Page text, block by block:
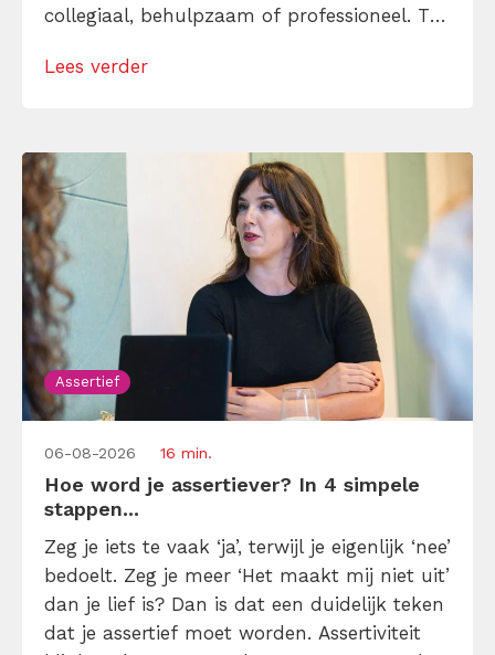
collegiaal, behulpzaam of professioneel. Tot
andermans prioriteiten en je eigen werk
[…]
Lees verder
Assertief
06-08-2026 16 min.
Hoe word je assertiever? In 4 simpele
stappen...
Zeg je iets te vaak ‘ja’, terwijl je eigenlijk ‘nee’
bedoelt. Zeg je meer ‘Het maakt mij niet uit’
dan je lief is? Dan is dat een duidelijk teken
dat je assertief moet worden. Assertiviteit